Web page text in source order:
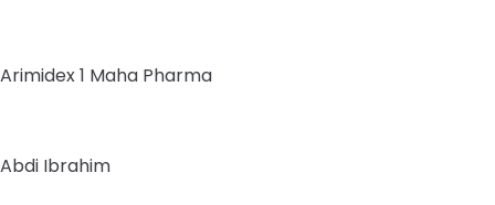
Arimidex 1 Maha Pharma
Abdi Ibrahim